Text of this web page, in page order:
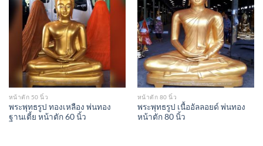
Add to
Wishlist
หน้าตัก 50 นิ้ว
พระพุทธรูป ทองเหลือง พ่นทอง
ฐานเตี้ย หน้าตัก 60 นิ้ว
Add to
Wishlist
หน้าตัก 80 นิ้ว
พระพุทธรูป เนื้ออัลลอยด์ พ่นทอง
หน้าตัก 80 นิ้ว